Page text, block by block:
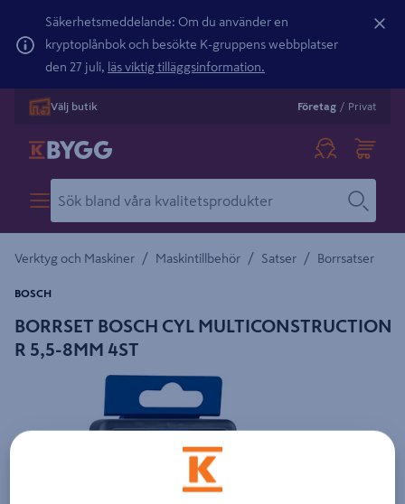
Säkerhetsmeddelande: Om du använder en
kryptoplånbok och besökte K-gruppens webbplatser
den 27 juli, läs viktig tilläggsinformation.
Välj butik Företag / Privat
Verktyg och Maskiner / Maskintillbehör / Satser / Borrsatser
BORRSET BOSCH CYL MULTICONSTRUCTION
R 5,5-8MM 4ST
BOSCH
Detaljerad beskrivning finns i produktbeskrivningsområdet